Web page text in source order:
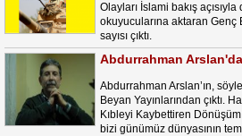
Olayları İslami bakış
okuyucularına aktaran
sayısı çıktı.
Abdurrahman
Abdurrahman Arslan’ın,
Beyan Yayınlarından çıktı.
Kıbleyi Kaybettiren
bizi günümüz dünyasının